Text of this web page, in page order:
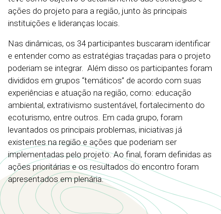
ações do projeto para a região, junto às principais
instituições e lideranças locais.
Nas dinâmicas, os 34 participantes buscaram identificar
e entender como as estratégias traçadas para o projeto
poderiam se integrar. Além disso os participantes foram
divididos em grupos “temáticos” de acordo com suas
experiências e atuação na região, como: educação
ambiental, extrativismo sustentável, fortalecimento do
ecoturismo, entre outros. Em cada grupo, foram
levantados os principais problemas, iniciativas já
existentes na região e ações que poderiam ser
implementadas pelo projeto. Ao final, foram definidas as
ações prioritárias e os resultados do encontro foram
apresentados em plenária.